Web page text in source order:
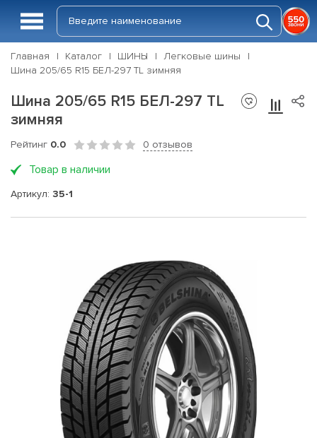
Главная Каталог ШИНЫ
Легковые шины
Шина 205/65 R15 БЕЛ-297 TL зимняя
Шина 205/65 R15 БЕЛ-297 TL
зимняя
Рейтинг 0.0 0 отзывов
Товар в наличии
Артикул: 35-1